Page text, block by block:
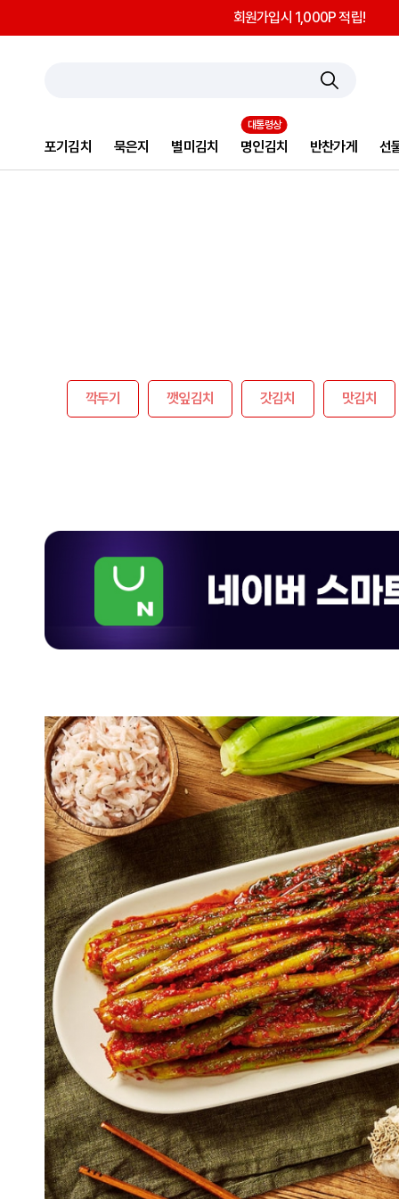
회원가입시 1,000P 적립!
포기김치 묵은지 별미김치 명인김치 반찬가게 선
깍두기 깻잎김치 갓김치 맛김치